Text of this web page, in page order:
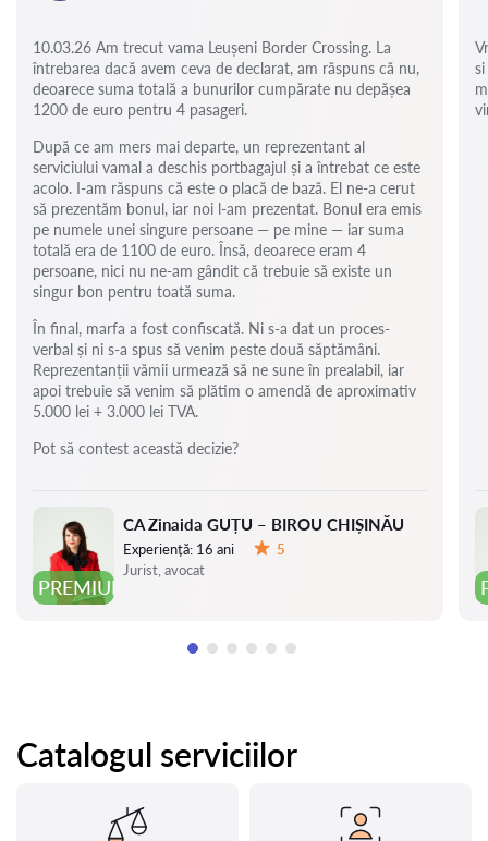
PREMIUM
CA Zinaida GUȚU – BIROU CHIȘINĂU
Experiență: 16 ani
5
Jurist, avocat
10.03.26 Am trecut vama Leușeni Border Crossing. La
întrebarea dacă avem ceva de declarat, am răspuns că nu,
deoarece suma totală a bunurilor cumpărate nu depășea
1200 de euro pentru 4 pasageri.
După ce am mers mai departe, un reprezentant al
serviciului vamal a deschis portbagajul și a întrebat ce este
acolo. I-am răspuns că este o placă de bază. El ne-a cerut
să prezentăm bonul, iar noi l-am prezentat. Bonul era emis
pe numele unei singure persoane — pe mine — iar suma
totală era de 1100 de euro. Însă, deoarece eram 4
persoane, nici nu ne-am gândit că trebuie să existe un
singur bon pentru toată suma.
În final, marfa a fost confiscată. Ni s-a dat un proces-
verbal și ni s-a spus să venim peste două săptămâni.
Reprezentanții vămii urmează să ne sune în prealabil, iar
apoi trebuie să venim să plătim o amendă de aproximativ
5.000 lei + 3.000 lei TVA.
Pot să contest această decizie?
Catalogul serviciilor